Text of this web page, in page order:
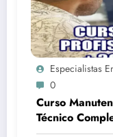
Especialistas
0
Curso
Técnico